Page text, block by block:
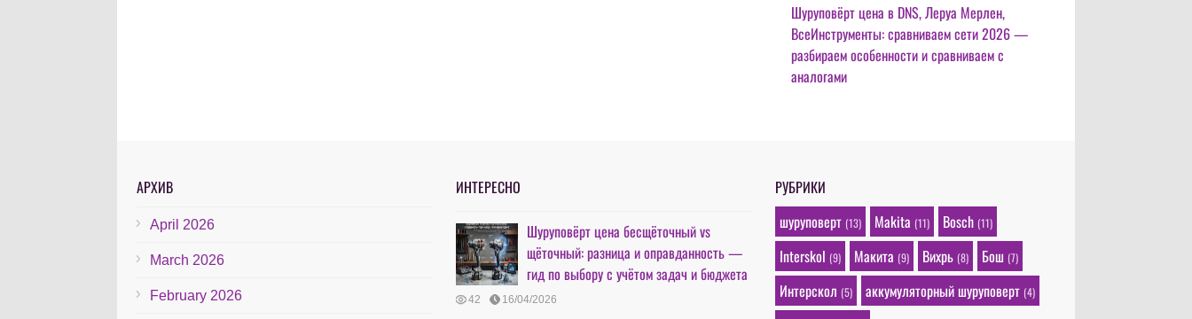
Шуруповёрт цена в DNS, Леруа Мерлен,
ВсеИнструменты: сравниваем сети 2026 —
разбираем особенности и сравниваем с
аналогами
АРХИВ
April 2026
March 2026
February 2026
ИНТЕРЕСНО
Шуруповёрт цена бесщёточный vs
щёточный: разница и оправданность —
гид по выбору с учётом задач и бюджета
42 16/04/2026
РУБРИКИ
шуруповерт (13) Makita (11) Bosch (11)
Interskol (9) Макита (9) Вихрь (8) Бош (7)
Интерскол (5) аккумуляторный шуруповерт (4)